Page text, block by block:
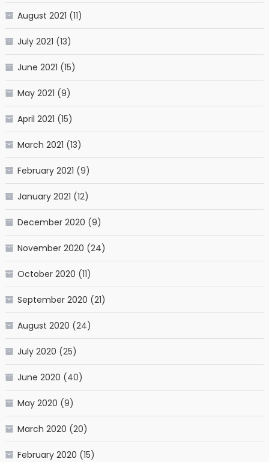
August 2021 (11)
July 2021 (13)
June 2021 (15)
May 2021 (9)
April 2021 (15)
March 2021 (13)
February 2021 (9)
January 2021 (12)
December 2020 (9)
November 2020 (24)
October 2020 (11)
September 2020 (21)
August 2020 (24)
July 2020 (25)
June 2020 (40)
May 2020 (9)
March 2020 (20)
February 2020 (15)